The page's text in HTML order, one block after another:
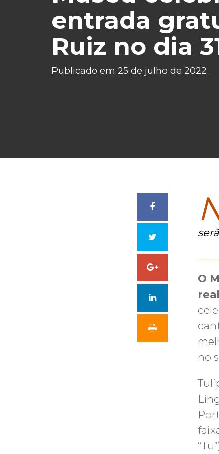
entrada
Ruiz no dia
Publicado em 25 de julho de 2022
Compartilhar
no
Facebook
Tweetar
Compartilhar
O
no